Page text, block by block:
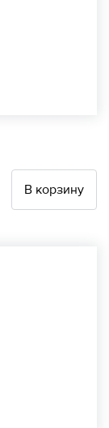
В корзину